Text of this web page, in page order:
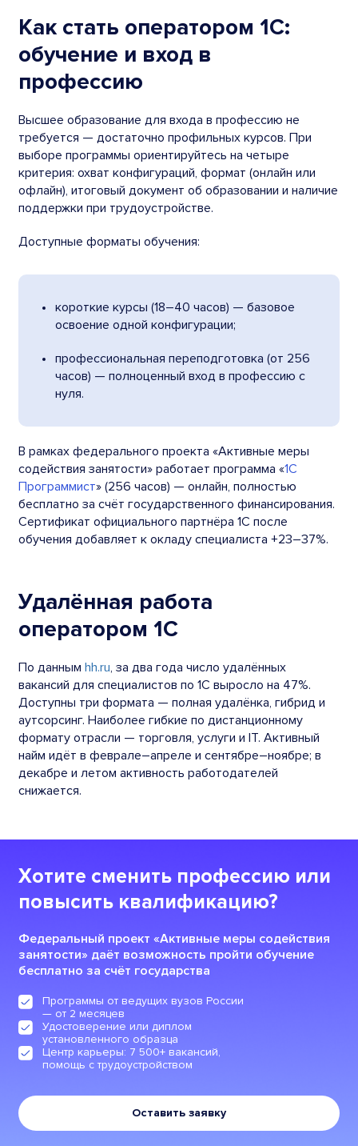
Как стать оператором 1С:
обучение и вход в
профессию
Высшее образование для входа в профессию не
требуется — достаточно профильных курсов. При
выборе программы ориентируйтесь на четыре
критерия: охват конфигураций, формат (онлайн или
офлайн), итоговый документ об образовании и наличие
поддержки при трудоустройстве.
Доступные форматы обучения:
короткие курсы (18–40 часов) — базовое
освоение одной конфигурации;
профессиональная переподготовка (от 256
часов) — полноценный вход в профессию с
нуля.
В рамках федерального проекта «Активные меры
содействия занятости» работает программа «1С
Программист» (256 часов) — онлайн, полностью
бесплатно за счёт государственного финансирования.
Сертификат официального партнёра 1С после
обучения добавляет к окладу специалиста +23–37%.
Удалённая работа
оператором 1С
По данным hh.ru, за два года число удалённых
вакансий для специалистов по 1С выросло на 47%.
Доступны три формата — полная удалёнка, гибрид и
аутсорсинг. Наиболее гибкие по дистанционному
формату отрасли — торговля, услуги и IT. Активный
найм идёт в феврале–апреле и сентябре–ноябре; в
декабре и летом активность работодателей
снижается.
Хотите сменить профессию или
повысить квалификацию?
Федеральный проект «Активные меры содействия
занятости» даёт возможность пройти обучение
бесплатно за счёт государства
Программы от ведущих вузов России
— от 2 месяцев
Удостоверение или диплом
установленного образца
Центр карьеры: 7 500+ вакансий,
помощь с трудоустройством
Оставить заявку